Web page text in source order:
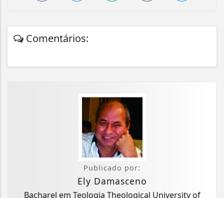
Comentários:
Publicado por:
Ely Damasceno
Bacharel em Teologia Theological University of